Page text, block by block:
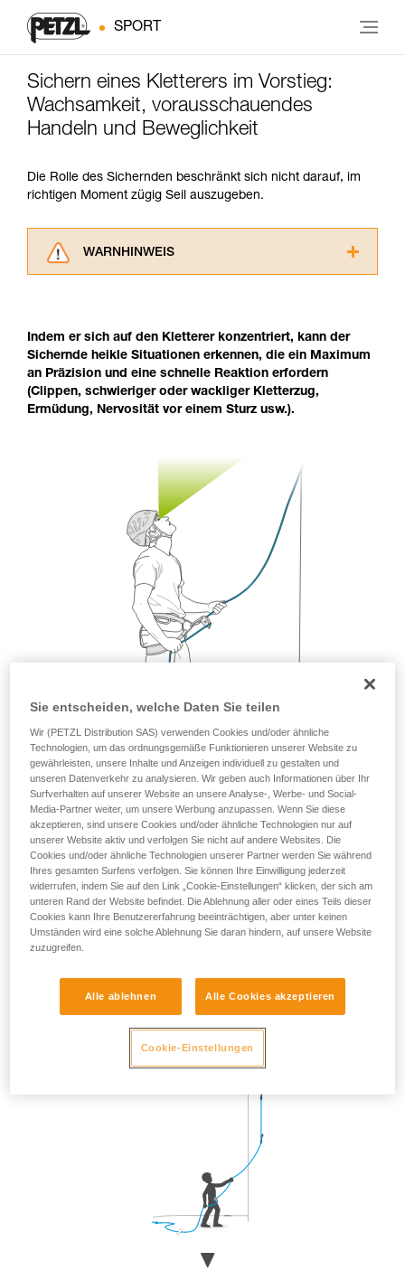
SPORT
Sichern eines Kletterers im Vorstieg:
Wachsamkeit, vorausschauendes
Handeln und Beweglichkeit
Die Rolle des Sichernden beschränkt sich nicht darauf, im
richtigen Moment zügig Seil auszugeben.
WARNHINWEIS
ziehen. Um diese Zusatzinformationen
verstehen zu können, müssen Sie zuerst die in
der Gebrauchsanweisung enthaltenen
Informationen richtig verstanden haben.
Die Beherrschung dieser Techniken setzt eine
einem Profi, ob Sie in der Lage sind, den
Vorgang alleine sicher zu wiederholen, bevor
Sie ihn eigenständig durchführen.
Wir geben Beispiele für die mit Ihrer Aktivität
verbundenen Techniken. Möglicherweise gibt es
noch andere Techniken, die hier nicht
beschrieben werden.
Indem er sich auf den Kletterer konzentriert, kann der
Sichernde heikle Situationen erkennen, die ein Maximum
an Präzision und eine schnelle Reaktion erfordern
(Clippen, schwieriger oder wackliger Kletterzug,
Ermüdung, Nervosität vor einem Sturz usw.).
Durch Wechseln seiner Position kann der Sichernde den
schnellen Bewegungen des Kletterers folgen.
Nähern Sie sich der Wand, wenn der Kletterer die
Zwischensicherung klippt, und kehren Sie dann wieder in
Ihre ursprüngliche Position zurück.
Sie entscheiden, welche Daten Sie teilen
Wir (PETZL Distribution SAS) verwenden Cookies und/oder ähnliche
Technologien, um das ordnungsgemäße Funktionieren unserer Website zu
gewährleisten, unsere Inhalte und Anzeigen individuell zu gestalten und
unseren Datenverkehr zu analysieren. Wir geben auch Informationen über Ihr
Surfverhalten auf unserer Website an unsere Analyse-, Werbe- und Social-
Media-Partner weiter, um unsere Werbung anzupassen. Wenn Sie diese
akzeptieren, sind unsere Cookies und/oder ähnliche Technologien nur auf
unserer Website aktiv und verfolgen Sie nicht auf andere Websites. Die
Cookies und/oder ähnliche Technologien unserer Partner werden Sie während
Ihres gesamten Surfens verfolgen. Sie können Ihre Einwilligung jederzeit
widerrufen, indem Sie auf den Link „Cookie-Einstellungen“ klicken, der sich am
unteren Rand der Website befindet. Die Ablehnung aller oder eines Teils dieser
Cookies kann Ihre Benutzererfahrung beeinträchtigen, aber unter keinen
Umständen wird eine solche Ablehnung Sie daran hindern, auf unsere Website
zuzugreifen.
Alle ablehnen Alle Cookies akzeptieren
Cookie-Einstellungen